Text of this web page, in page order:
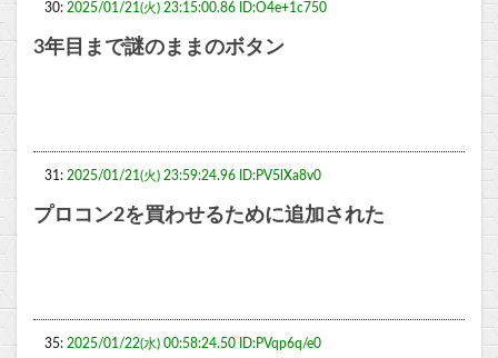
30: 2025/01/21(火) 23:15:00.86 ID:O4e+1c750
3年目まで謎のままのボタン
31: 2025/01/21(火) 23:59:24.96 ID:PV5lXa8v0
プロコン2を買わせるために追加された
35: 2025/01/22(水) 00:58:24.50 ID:PVqp6q/e0